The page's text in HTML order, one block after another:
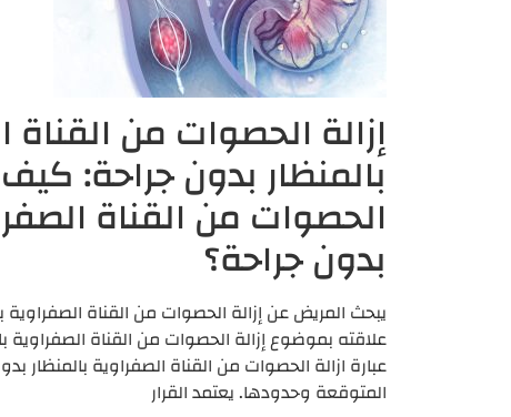
إزالة الحصوات من القناة
بالمنظار بدون جراحة: كيف
الحصوات من القناة
بدون جراحة؟
يبحث المريض عن إزالة الحصوات من القناة
علاقته بموضوع إزالة الحصوات من القناة الصفراوية
عبارة ازالة الحصوات من القناة الصفراوية بالمنظار
المتوقعة وحدودها. يعتمد القرار